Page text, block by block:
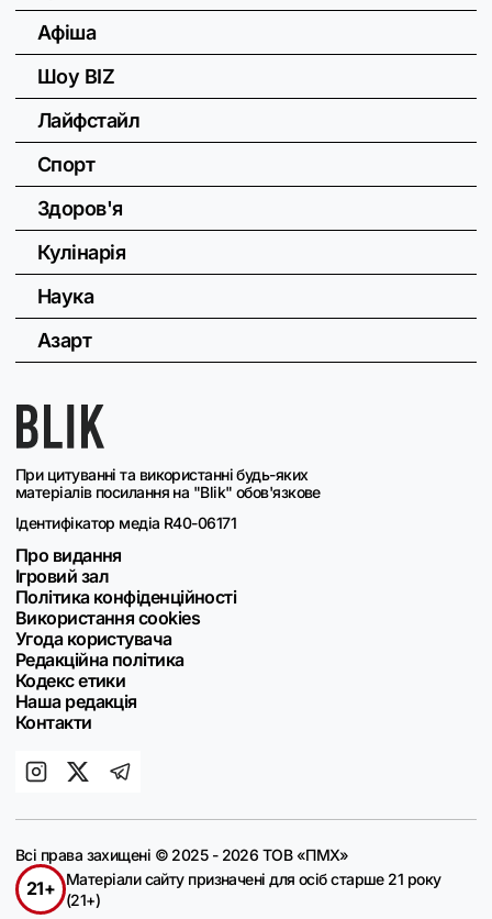
При цитуванні та використанні будь-яких
матеріалів посилання на "Blik" обов'язкове
Ідентифікатор медіа R40-06171
Про видання
Ігровий зал
Політика конфіденційності
Використання cookies
Угода користувача
Редакційна політика
Кодекс етики
Наша редакція
Контакти
Афіша
Шоу BIZ
Лайфстайл
Спорт
Здоров'я
Кулінарія
Наука
Азарт
Всі права захищені © 2025 - 2026 ТОВ «ПМХ»
21+
Матеріали сайту призначені для осіб старше 21 року
(21+)